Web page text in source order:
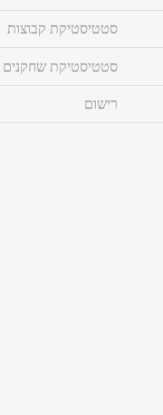
סטטיסטיקת קבוצות
סטטיסטיקת שחקנים
רישום